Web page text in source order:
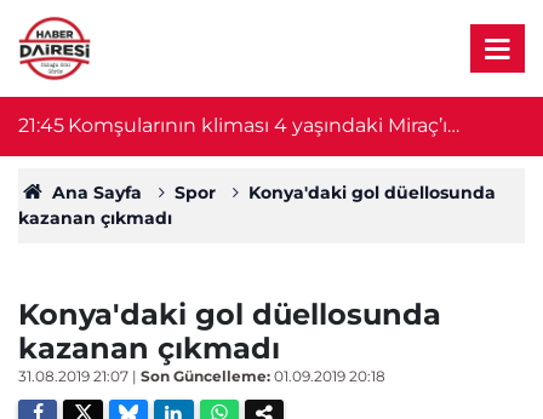
21:45 Komşularının kliması 4 yaşındaki Miraç’ı
hayattan kopardı
Ana Sayfa Spor
Konya'daki gol düellosunda
kazanan çıkmadı
Konya'daki gol düellosunda
kazanan çıkmadı
31.08.2019 21:07 | Son Güncelleme: 01.09.2019 20:18